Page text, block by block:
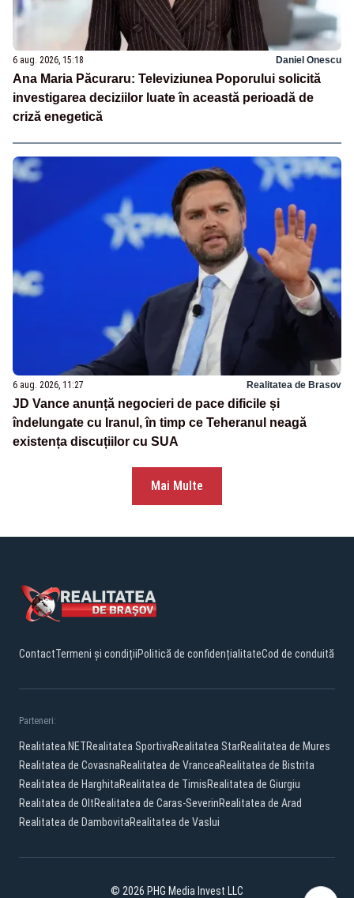
6 aug. 2026, 15:18 Daniel Onescu
Ana Maria Păcuraru: Televiziunea Poporului solicită
investigarea deciziilor luate în această perioadă de
criză enegetică
6 aug. 2026, 11:27 Realitatea de Brasov
JD Vance anunță negocieri de pace dificile și
îndelungate cu Iranul, în timp ce Teheranul neagă
existența discuțiilor cu SUA
Mai Multe
ContactTermeni și condițiiPolitică de confidențialitateCod de conduită
Parteneri:
Realitatea.NETRealitatea SportivaRealitatea StarRealitatea de Mures
Realitatea de CovasnaRealitatea de VranceaRealitatea de Bistrita
Realitatea de HarghitaRealitatea de TimisRealitatea de Giurgiu
Realitatea de OltRealitatea de Caras-SeverinRealitatea de Arad
Realitatea de DambovitaRealitatea de Vaslui
© 2026 PHG Media Invest LLC